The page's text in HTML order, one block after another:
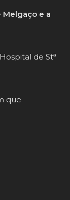
Melgaço e a
de Stª
que